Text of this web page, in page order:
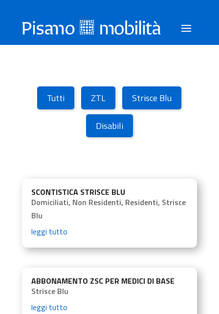
Tutti ZTL Strisce Blu
Disabili
SCONTISTICA STRISCE BLU
Domiciliati, Non Residenti, Residenti, Strisce
Blu
leggi tutto
ABBONAMENTO ZSC PER MEDICI DI BASE
Strisce Blu
leggi tutto